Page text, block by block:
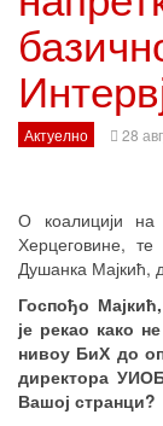
Актуелно 28
О коалицији
Херцеговине,
Душанка Мајкић,
Госпођо
је рекао како
нивоу БиХ до
директора
Вашој странци?